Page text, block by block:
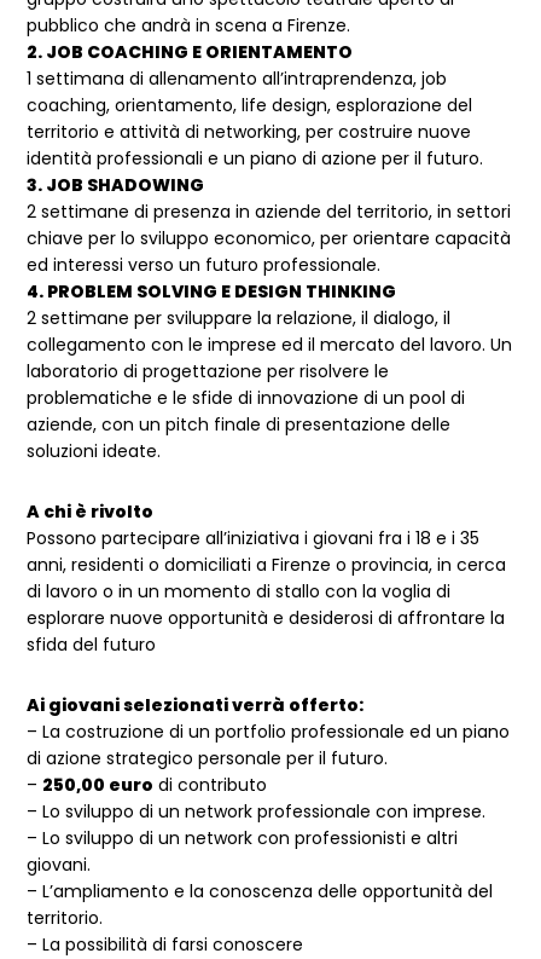
pubblico che andrà in scena a Firenze.
2. JOB COACHING E ORIENTAMENTO
1 settimana di allenamento all’intraprendenza, job
coaching, orientamento, life design, esplorazione del
territorio e attività di networking, per costruire nuove
identità professionali e un piano di azione per il futuro.
3. JOB SHADOWING
2 settimane di presenza in aziende del territorio, in settori
chiave per lo sviluppo economico, per orientare capacità
ed interessi verso un futuro professionale.
4. PROBLEM SOLVING E DESIGN THINKING
2 settimane per sviluppare la relazione, il dialogo, il
collegamento con le imprese ed il mercato del lavoro. Un
laboratorio di progettazione per risolvere le
problematiche e le sfide di innovazione di un pool di
aziende, con un pitch finale di presentazione delle
soluzioni ideate.
A chi è rivolto
Possono partecipare all’iniziativa i giovani fra i 18 e i 35
anni, residenti o domiciliati a Firenze o provincia, in cerca
di lavoro o in un momento di stallo con la voglia di
esplorare nuove opportunità e desiderosi di affrontare la
sfida del futuro
Ai giovani selezionati verrà offerto:
– La costruzione di un portfolio professionale ed un piano
di azione strategico personale per il futuro.
– 250,00 euro di contributo
– Lo sviluppo di un network professionale con imprese.
– Lo sviluppo di un network con professionisti e altri
giovani.
– L’ampliamento e la conoscenza delle opportunità del
territorio.
– La possibilità di farsi conoscere